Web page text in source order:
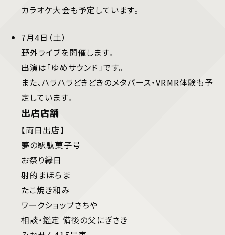
カラオケ大会も予定しています。
7月4日（土）
野外ライブを開催します。
出演は「ゆめサウンド」です。
また、ハラハラどきどきのメタバース・VRMR体験も予
定しています。
出店店舗
【両日出店】
夢の駅駄菓子号
お祭り縁日
射的まほらま
たこ焼き和み
ワークショップさちや
相談・鑑定 備後の父にぎさき